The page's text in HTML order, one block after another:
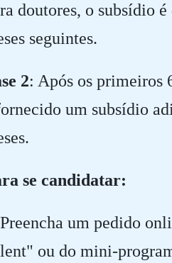
doutores, o subsídio
seguintes.
2: Após os primeiros
um subsídio
se candidatar:
um pedido
ou do mini-